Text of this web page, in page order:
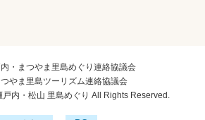
・まつやま里島めぐり連絡協議会
やま里島ツーリズム連絡協議会
内・松山 里島めぐり All Rights Reserved.